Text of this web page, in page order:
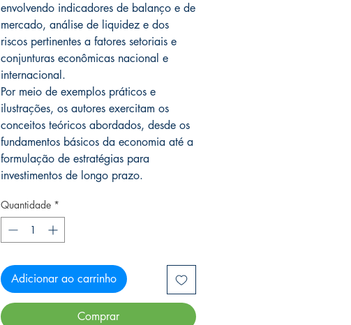
envolvendo indicadores de balanço e de
mercado, análise de liquidez e dos
riscos pertinentes a fatores setoriais e
conjunturas econômicas nacional e
internacional.
Por meio de exemplos práticos e
ilustrações, os autores exercitam os
conceitos teóricos abordados, desde os
fundamentos básicos da economia até a
formulação de estratégias para
investimentos de longo prazo.
Quantidade *
Adicionar ao carrinho
Comprar